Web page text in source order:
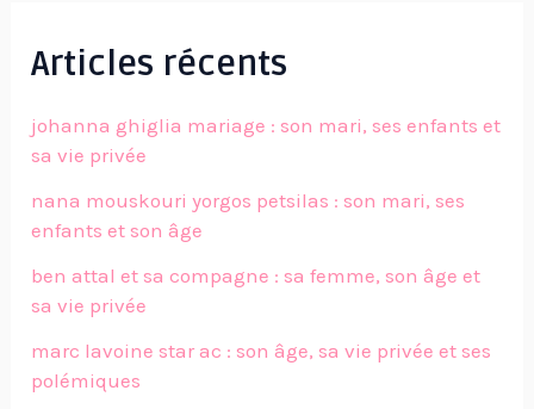
Articles récents
johanna ghiglia mariage : son mari, ses enfants et
sa vie privée
nana mouskouri yorgos petsilas : son mari, ses
enfants et son âge
ben attal et sa compagne : sa femme, son âge et
sa vie privée
marc lavoine star ac : son âge, sa vie privée et ses
polémiques